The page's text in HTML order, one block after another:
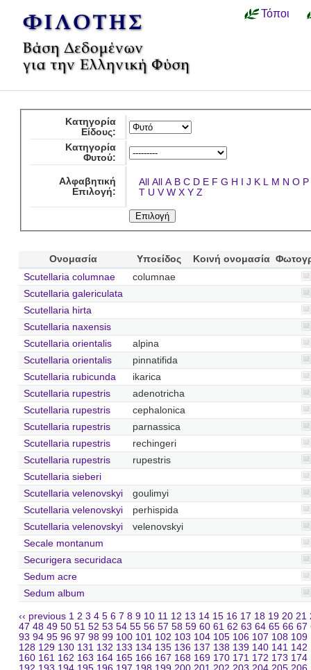
Τόποι
Κατηγορία
Είδους:
Κατηγορία
Φυτού:
Αλφαβητική
Επιλογή:
All All A B C D E F G H I J K L M N O P
T U V W X Y Z
Ονομασία Υποείδος Κοινή ονομασία
Scutellaria columnae
columnae
Scutellaria galericulata
Scutellaria hirta
Scutellaria naxensis
Scutellaria orientalis
alpina
Scutellaria orientalis
pinnatifida
Scutellaria rubicunda
ikarica
Scutellaria rupestris
adenotricha
Scutellaria rupestris
cephalonica
Scutellaria rupestris
parnassica
Scutellaria rupestris
rechingeri
Scutellaria rupestris
rupestris
Scutellaria sieberi
Scutellaria velenovskyi
goulimyi
Scutellaria velenovskyi
perhispida
Scutellaria velenovskyi
velenovskyi
Secale montanum
Securigera securidaca
Sedum acre
Sedum album
‹‹ previous 1 2 3 4 5 6 7 8 9 10 11 12 13 14 15 16 17 18 19 20 21
47 48 49 50 51 52 53 54 55 56 57 58 59 60 61 62 63 64 65 66 67
93 94 95 96 97 98 99 100 101 102 103 104 105 106 107 108 109
128 129 130 131 132 133 134 135 136 137 138 139 140 141 142
160 161 162 163 164 165 166 167 168 169 170 171 172 173 174